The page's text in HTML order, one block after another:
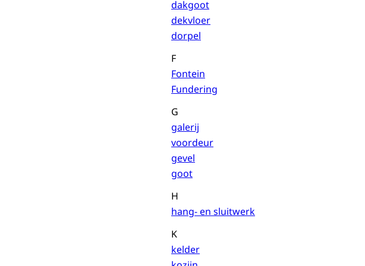
dakgoot
dekvloer
dorpel
F
Fontein
Fundering
G
galerij
voordeur
gevel
goot
H
hang- en sluitwerk
K
kelder